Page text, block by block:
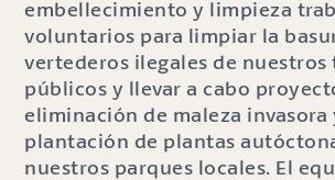
embellecimiento y limpieza
voluntarios para limpiar la
vertederos ilegales de nuestros
públicos y llevar a cabo
eliminación de maleza invasora
plantación de plantas
nuestros parques locales. El